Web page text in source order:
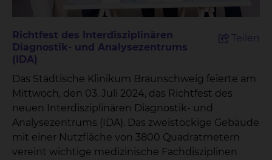
Richtfest des Interdisziplinären
Diagnostik- und Analysezentrums
(IDA)
Teilen
Das Städtische Klinikum Braunschweig feierte am
Mittwoch, den 03. Juli 2024, das Richtfest des
neuen Interdisziplinären Diagnostik- und
Analysezentrums (IDA). Das zweistöckige Gebäude
mit einer Nutzfläche von 3800 Quadratmetern
vereint wichtige medizinische Fachdisziplinen